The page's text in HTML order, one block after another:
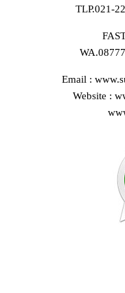
TLP.021-
Email :
Website :